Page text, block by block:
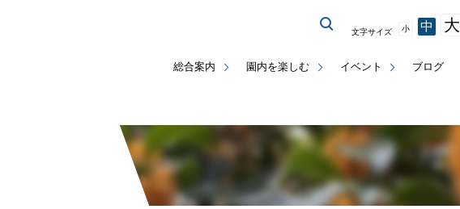
総合案内 園内を楽しむ イベント ブログ
文字サイズ 小 中 大